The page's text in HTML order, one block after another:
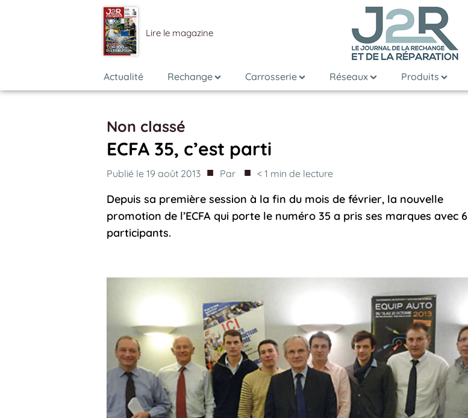
Lire le magazine
Actualité Rechange Carrosserie Réseaux Produits
Non classé
ECFA 35, c’est parti
Publié le 19 août 2013 ■ Par ■ < 1 min de lecture
Depuis sa première session à la fin du mois de février, la nouvelle
promotion de l’ECFA qui porte le numéro 35 a pris ses marques avec 6
participants.